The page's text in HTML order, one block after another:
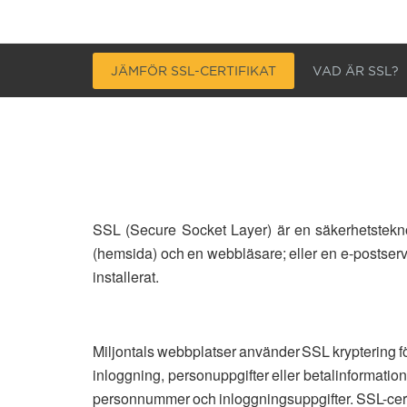
JÄMFÖR SSL-CERTIFIKAT VAD ÄR SSL?
SSL (Secure Socket Layer) är en
(hemsida) och en webbläsare; eller en e-
installerat.
Miljontals webbplatser använder SSL kryptering
inloggning, personuppgifter eller
personnummer och inloggningsuppgifter. SSL-